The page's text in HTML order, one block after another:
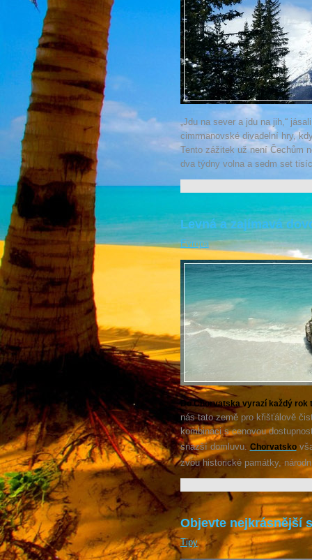
„Jdu na sever a jdu na jih,“
cimrmanovské divadelní hry,
Tento zážitek už není Čechům
dva týdny volna a sedm set
Levná a zajímavá
Evropa
Do Chorvatska vyrazí každý rok
nás tato země pro křišťálově
kombinaci s cenovou
snazší domluvu. Chorvatsko
zvou historické památky,
Objevte nejkrásnější
Tipy